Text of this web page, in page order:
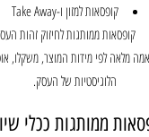
קופסאות למזון ו-Take Away
קופסאות ממותגות לחיזוק זהות
מלאה לפי מידות המוצר, משקלו,
הלוגיסטיות של העסק.
ממותגות ככלי